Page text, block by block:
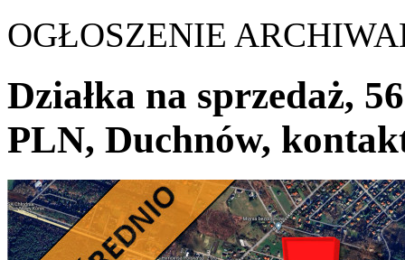
OGŁOSZENIE
Działka na sprzedaż,
PLN, Duchnów,